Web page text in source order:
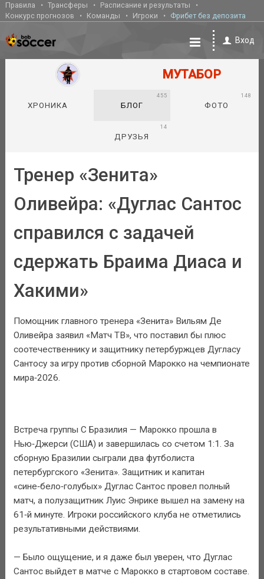
Правила Трансферы
Расписание и результаты
Конкурс прогнозов
Команды Игроки Фрибет без депозита
Вход
МУТАБОР
ХРОНИКА БЛОГ
455
ФОТО
148
ДРУЗЬЯ
14
Тренер «Зенита»
Оливейра: «Дуглас Сантос
справился с задачей
сдержать Браима Диаса и
Хакими»
Помощник главного тренера «Зенита» Вильям Де
Оливейра заявил «Матч ТВ», что поставил бы плюс
соотечественнику и защитнику петербуржцев Дугласу
Сантосу за игру против сборной Марокко на чемпионате
мира‑2026.
Встреча группы С Бразилия — Марокко прошла в
Нью‑Джерси (США) и завершилась со счетом 1:1. За
сборную Бразилии сыграли два футболиста
петербургского «Зенита». Защитник и капитан
«сине‑бело‑голубых» Дуглас Сантос провел полный
матч, а полузащитник Луис Энрике вышел на замену на
61‑й минуте. Игроки российского клуба не отметились
результативными действиями.
— Было ощущение, и я даже был уверен, что Дуглас
Сантос выйдет в матче с Марокко в стартовом составе.